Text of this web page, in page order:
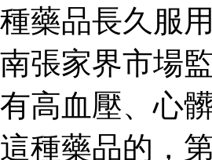
種藥品長久服
南張家界市場
有高血壓、心
這種藥品的，